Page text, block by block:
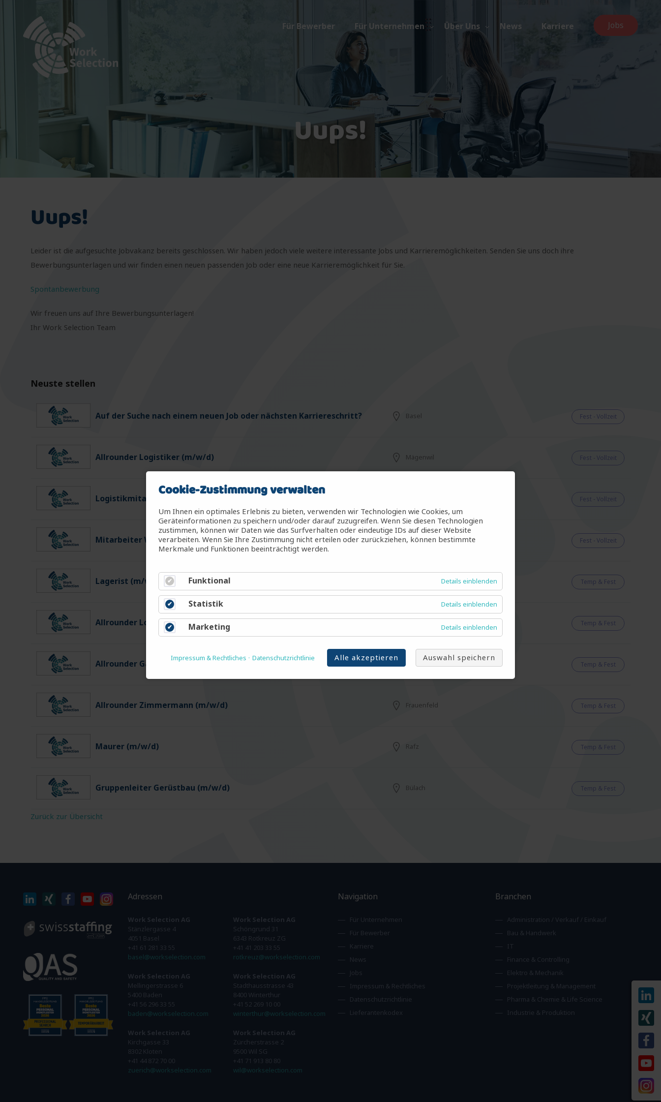
Jobs
Für Bewerber Für Unternehmen Über Uns News Karriere
Uups!
Uups!
Leider ist die aufgesuchte Jobvakanz bereits geschlossen. Wir haben jedoch viele weitere interessante Jobs und Karrieremöglichkeiten. Senden Sie uns doch ihre
Bewerbungsunterlagen und wir finden einen neuen passenden Job oder eine neue Karrieremöglichkeit für Sie.
Spontanbewerbung
Wir freuen uns auf Ihre Bewerbungsunterlagen!
Ihr Work Selection Team
Neuste stellen
Auf der Suche nach einem neuen Job oder nächsten Karriereschritt? Basel Fest - Vollzeit
Allrounder Logistiker (m/w/d) Mägenwil Fest - Vollzeit
Logistikmitarbeiter (m/w/d) Fest - Vollzeit
Mitarbeiter Warenein-/ausgang (m/w/d) Mägenwil Fest - Vollzeit
Lagerist (m/w/d) Temp & Fest
Allrounder Logistiker (m/w/d) Temp & Fest
Allrounder Gartenbau (m/w/d) Arbon Temp & Fest
Allrounder Zimmermann (m/w/d) Frauenfeld Temp & Fest
Maurer (m/w/d) Rafz Temp & Fest
Gruppenleiter Gerüstbau (m/w/d) Bülach Temp & Fest
Zurück zur Übersicht
Adressen
Work Selection AG
Stänzlergasse 4
4051 Basel
+41 61 281 33 55
basel@workselection.com
Work Selection AG
Mellingerstrasse 6
5400 Baden
+41 56 296 33 55
baden@workselection.com
Work Selection AG
Kirchgasse 33
8302 Kloten
+41 44 872 70 00
zuerich@workselection.com
Work Selection AG
Schöngrund 31
6343 Rotkreuz ZG
+41 41 203 33 55
rotkreuz@workselection.com
Work Selection AG
Stadthausstrasse 43
8400 Winterthur
+41 52 269 10 00
winterthur@workselection.com
Work Selection AG
Zürcherstrasse 2
9500 Wil SG
+41 71 913 80 80
wil@workselection.com
Navigation
Für Unternehmen
Für Bewerber
Karriere
News
Jobs
Impressum & Rechtliches
Datenschutzrichtlinie
Lieferantenkodex
Branchen
Administration / Verkauf / Einkauf
Bau & Handwerk
IT
Finance & Controlling
Elektro & Mechanik
Projektleitung & Management
Pharma & Chemie & Life Science
Industrie & Produktion
Cookie-Zustimmung verwalten
Um Ihnen ein optimales Erlebnis zu bieten, verwenden wir Technologien wie Cookies, um
Geräteinformationen zu speichern und/oder darauf zuzugreifen. Wenn Sie diesen Technologien
zustimmen, können wir Daten wie das Surfverhalten oder eindeutige IDs auf dieser Website
verarbeiten. Wenn Sie Ihre Zustimmung nicht erteilen oder zurückziehen, können bestimmte
Merkmale und Funktionen beeinträchtigt werden.
Funktional Details einblenden
Statistik Details einblenden
Marketing Details einblenden
Auswahl speichern
Alle akzeptieren
Impressum & Rechtliches Datenschutzrichtlinie